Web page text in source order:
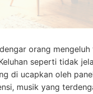
orang
seperti tidak
di ucapkan oleh
musik yang